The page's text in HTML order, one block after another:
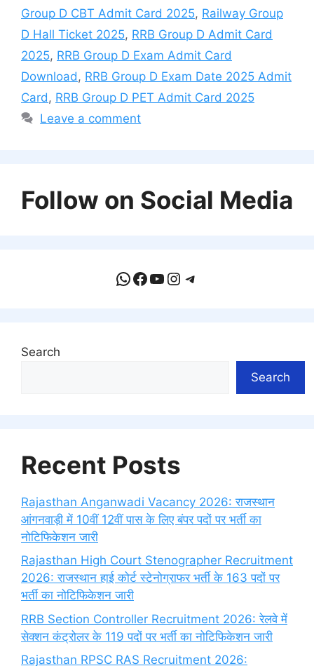
Group D CBT Admit Card 2025, Railway Group
D Hall Ticket 2025, RRB Group D Admit Card
2025, RRB Group D Exam Admit Card
Download , RRB Group D Exam Date 2025 Admit
Card , RRB Group D PET Admit Card 2025
Leave a comment
Follow on Social Media
WhatsApp
Facebook
YouTube
Instagram
Telegram
Search
Search
Recent Posts
Rajasthan Anganwadi Vacancy 2026: राजस्थान
आंगनवाड़ी में 10वीं 12वीं पास के लिए बंपर पदों पर भर्ती का
नोटिफिकेशन जारी
Rajasthan High Court Stenographer Recruitment
2026: राजस्थान हाई कोर्ट स्टेनोग्राफर भर्ती के 163 पदों पर
भर्ती का नोटिफिकेशन जारी
RRB Section Controller Recruitment 2026: रेलवे में
सेक्शन कंट्रोलर के 119 पदों पर भर्ती का नोटिफिकेशन जारी
Rajasthan RPSC RAS Recruitment 2026: